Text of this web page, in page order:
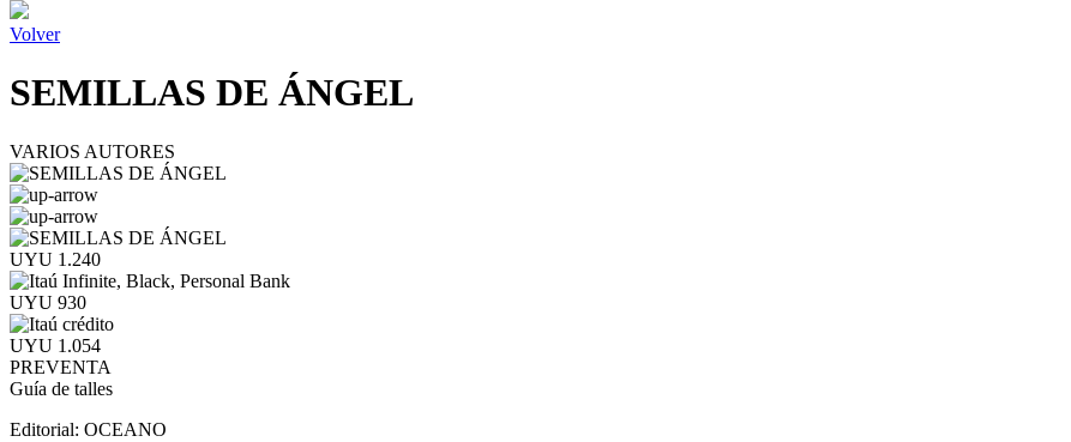
Volver
SEMILLAS DE ÁNGEL
VARIOS AUTORES
UYU 1.240
UYU 930
UYU 1.054
PREVENTA
Guía de talles
Editorial: OCEANO